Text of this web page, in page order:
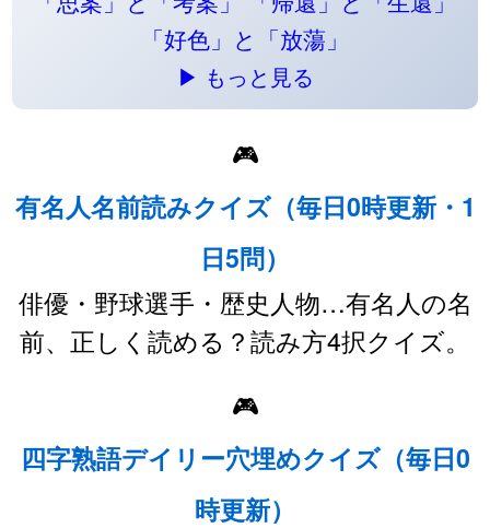
「好色」と「放蕩」
▶ もっと見る
🎮
有名人名前読みクイズ（毎日0時更新・1
日5問）
俳優・野球選手・歴史人物…有名人の名
前、正しく読める？読み方4択クイズ。
🎮
四字熟語デイリー穴埋めクイズ（毎日0
時更新）